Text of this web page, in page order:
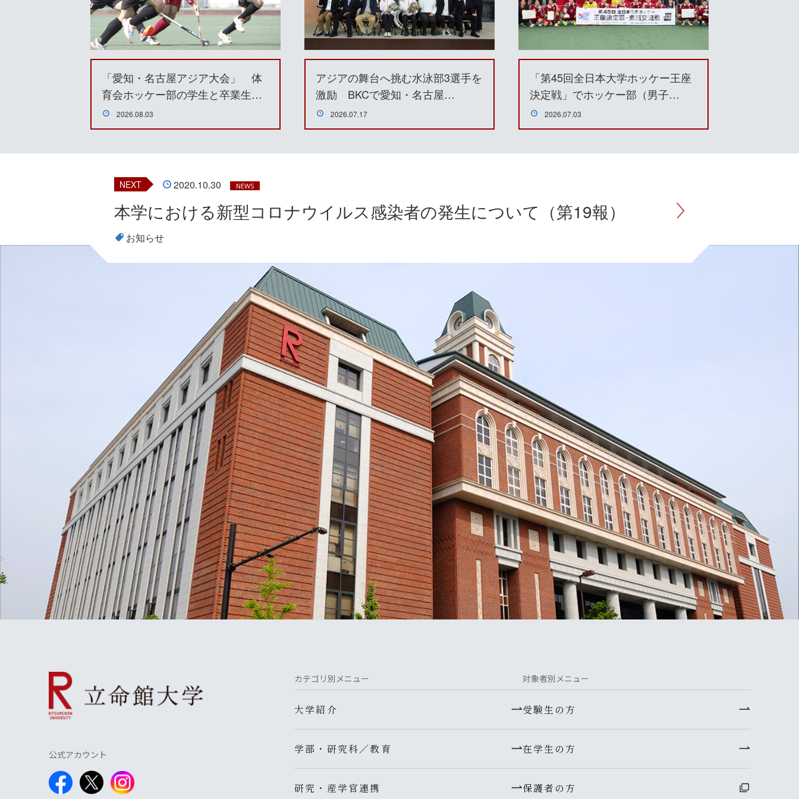
「愛知・名古屋アジア大会」 体
育会ホッケー部の学生と卒業生…
2026.08.03
アジアの舞台へ挑む水泳部3選手を
激励 BKCで愛知・名古屋…
2026.07.17
「第45回全日本大学ホッケー王座
決定戦」でホッケー部（男子…
2026.07.03
NEXT 2020.10.30 NEWS
本学における新型コロナウイルス感染者の発生について（第19報）
お知らせ
公式アカウント
カテゴリ別メニュー
大学紹介
学部・研究科／教育
研究・産学官連携
対象者別メニュー
受験生の方
在学生の方
保護者の方